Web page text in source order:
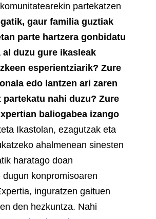
partekatzen
gaur familia guztiak
parte hartzera gonbidatu
duzu gure ikasleak
esperientziarik? Zure
edo lantzen ari zaren
nahi duzu? Zure
baliogabea izango
Ikastolan, ezagutzak eta
ahalmenean sinesten
haratago doan
konpromisoaren
inguratzen gaituen
den hezkuntza. Nahi